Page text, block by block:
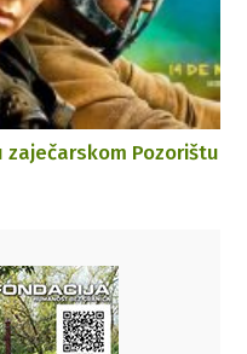
zaječarskom Pozorištu